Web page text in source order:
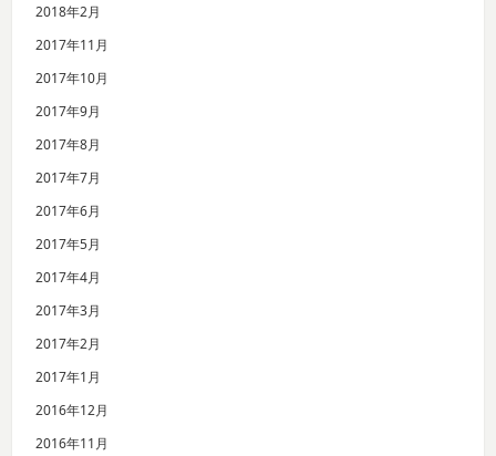
2018年2月
2017年11月
2017年10月
2017年9月
2017年8月
2017年7月
2017年6月
2017年5月
2017年4月
2017年3月
2017年2月
2017年1月
2016年12月
2016年11月